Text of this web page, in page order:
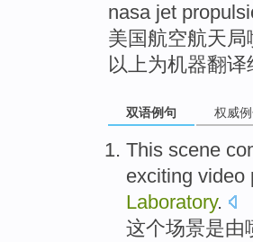
nasa jet
美国航空航天
以上为机器翻
双语例句 权威
This scene
exciting video
Laboratory.
这个场景是由